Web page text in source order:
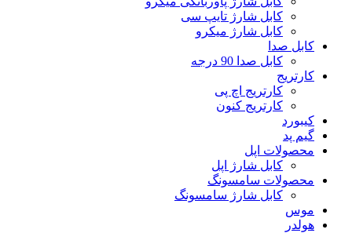
کابل شارژ تایپ سی
کابل شارژ میکرو
کابل صدا
کابل صدا 90 درجه
کارتریج
کارتریج اچ پی
کارتریج کنون
کیبورد
گیم پد
محصولات اپل
کابل شارژ اپل
محصولات سامسونگ
کابل شارژ سامسونگ
موس
هولدر